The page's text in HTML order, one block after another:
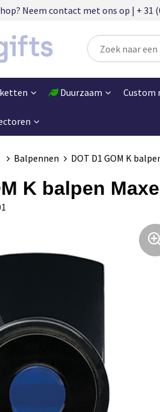
Neem contact met ons op | + 31
Duurzaam Custom
Balpennen DOT D1 GOM K
K balpen